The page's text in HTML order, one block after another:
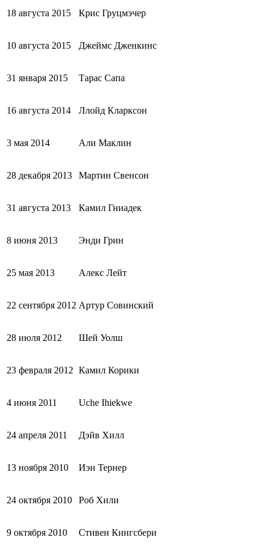
18 августа 2015 Крис Груцмэчер
10 августа 2015 Джеймс Дженкинс
31 января 2015 Тарас Сапа
16 августа 2014 Ллойд Кларксон
3 мая 2014 Али Маклин
28 декабря 2013 Мартин Свенсон
31 августа 2013 Камил Гниадек
8 июня 2013 Энди Грин
25 мая 2013 Алекс Лейт
22 сентября 2012 Артур Совинский
28 июля 2012 Шей Уолш
23 февраля 2012 Камил Корики
4 июня 2011 Uche Ihiekwe
24 апреля 2011 Дэйв Хилл
13 ноября 2010 Иэн Тернер
24 октября 2010 Роб Хили
9 октября 2010 Стивен Кингсбери